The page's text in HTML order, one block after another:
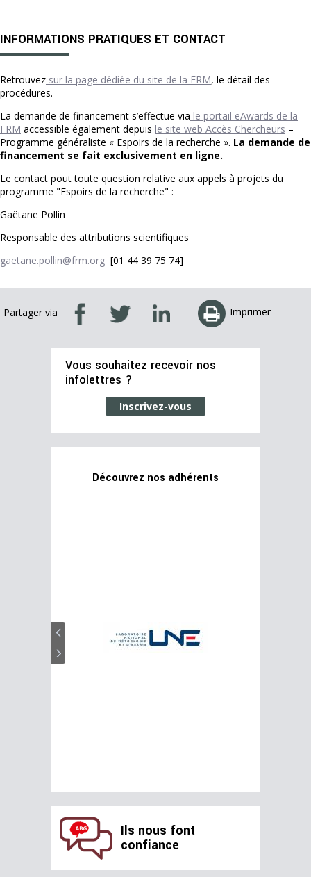
INFORMATIONS PRATIQUES ET CONTACT
Retrouvez sur la page dédiée du site de la FRM, le détail des
procédures.
La demande de financement s’effectue via le portail eAwards de la
FRM accessible également depuis le site web Accès Chercheurs –
Programme généraliste « Espoirs de la recherche ». La demande de
financement se fait exclusivement en ligne.
Le contact pout toute question relative aux appels à projets du
programme "Espoirs de la recherche" :
Gaëtane Pollin
Responsable des attributions scientifiques
gaetane.pollin@frm.org [01 44 39 75 74]
Partager via Imprimer
Vous souhaitez recevoir nos
infolettres ?
Inscrivez-vous
Découvrez nos adhérents
Ils nous font
confiance